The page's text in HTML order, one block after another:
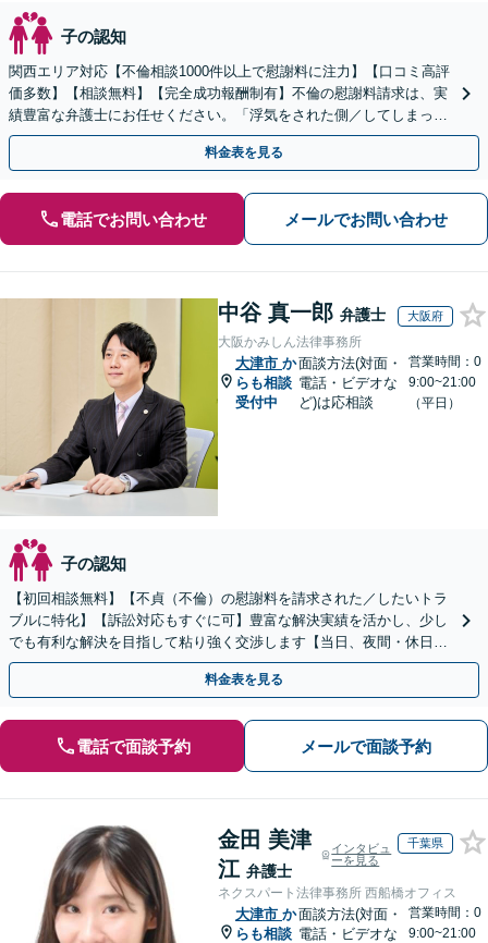
子の認知
関西エリア対応【不倫相談1000件以上で慰謝料に注力】【口コミ高評
価多数】【相談無料】【完全成功報酬制有】不倫の慰謝料請求は、実
績豊富な弁護士にお任せください。「浮気をされた側／してしまった
側両方対応」人情派弁護士！
料金表を見る
電話でお問い合わせ メールでお問い合わせ
中谷 真一郎 弁護士 大阪府
大阪かみしん法律事務所
大津市 か
らも相談
受付中
面談方法(対面・
電話・ビデオな
ど)は応相談
営業時間：0
9:00~21:00
（平日）
子の認知
【初回相談無料】【不貞（不倫）の慰謝料を請求された／したいトラ
ブルに特化】【訴訟対応もすぐに可】豊富な解決実績を活かし、少し
でも有利な解決を目指して粘り強く交渉します【当日、夜間・休日相
談可】
料金表を見る
電話で面談予約 メールで面談予約
金田 美津
江 弁護士
インタビュ
ーを見る
千葉県
ネクスパート法律事務所 西船橋オフィス
大津市 か
らも相談
面談方法(対面・
電話・ビデオな
営業時間：0
9:00~21:00